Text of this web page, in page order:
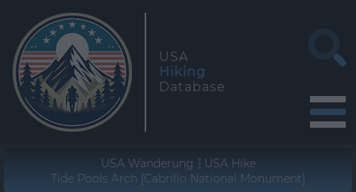
USA
Hiking
Database
USA Wanderung
USA Hike
Tide Pools Arch [Cabrillo National Monument]